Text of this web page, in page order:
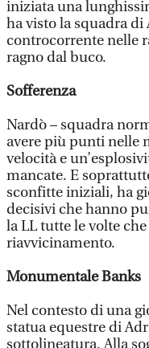
iniziata una
ha visto la squadra di
controcorrente nelle
ragno dal buco.
Sofferenza
Nardò – squadra
avere più punti nelle
velocità e
mancate. E
sconfitte iniziali, ha
decisivi che hanno
la LL tutte le volte che
riavvicinamento.
Monumentale Banks
Nel contesto di una
statua equestre di
sottolineatura. Alla